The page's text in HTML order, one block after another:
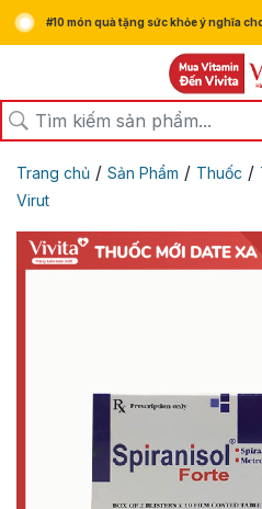
#10 món quà tặng sức khỏe ý nghĩa
Trang chủ / Sản Phẩm / Thuốc /
Virut